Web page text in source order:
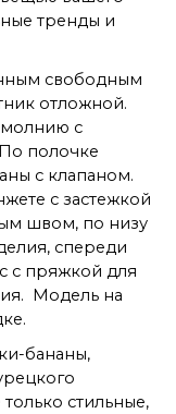
тренды и
свободным
отложной.
молнию с
полочке
с клапаном.
с застежкой
швом, по низу
спереди
с пряжкой для
Модель на
бананы,
стильные,